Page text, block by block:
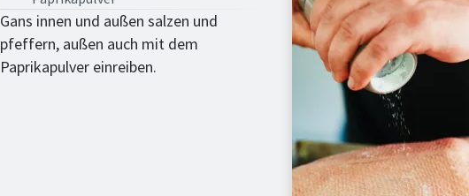
Gans innen und außen salzen und
pfeffern, außen auch mit dem
Paprikapulver einreiben.